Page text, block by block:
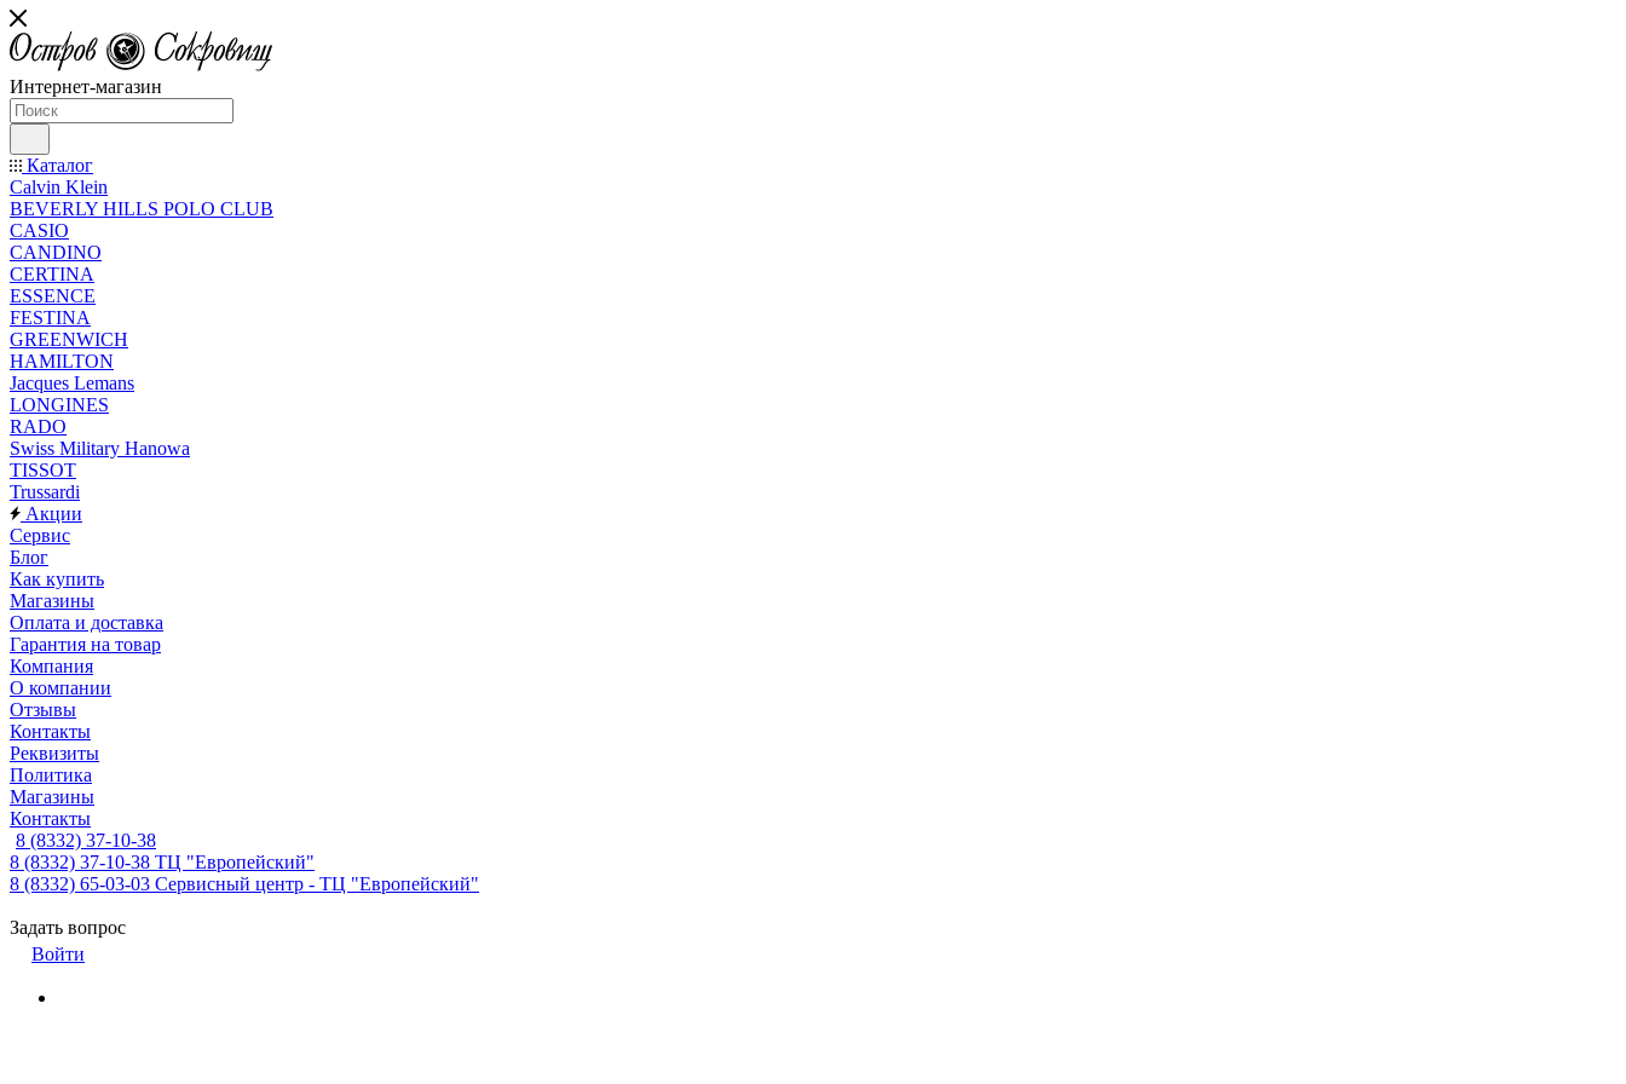
Интернет-магазин
Каталог
Calvin Klein
BEVERLY HILLS POLO CLUB
CASIO
CANDINO
CERTINA
ESSENCE
FESTINA
GREENWICH
HAMILTON
Jacques Lemans
LONGINES
RADO
Swiss Military Hanowa
TISSOT
Trussardi
Акции
Сервис
Блог
Как купить
Магазины
Оплата и доставка
Гарантия на товар
Компания
О компании
Отзывы
Контакты
Реквизиты
Политика
Магазины
Контакты
8 (8332) 37-10-38
8 (8332) 37-10-38 ТЦ "Европейский"
8 (8332) 65-03-03 Сервисный центр - ТЦ "Европейский"
Задать вопрос
Войти